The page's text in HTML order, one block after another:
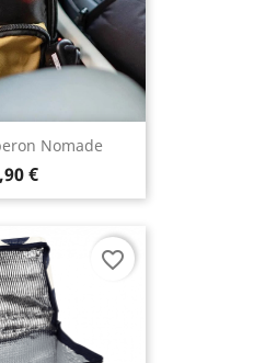
Nomade
€
favorite_border